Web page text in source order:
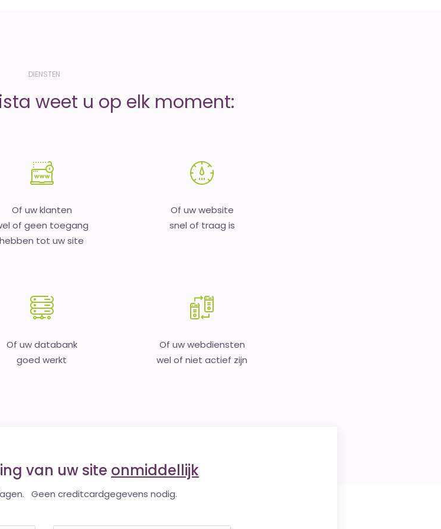
DIENSTEN
weet u op elk moment:
Of uw klanten
of geen toegang
hebben tot uw site
Of uw website
snel of traag is
Of uw databank
goed werkt
Of uw webdiensten
wel of niet actief zijn
van uw site onmiddellijk
Geen creditcardgegevens nodig.